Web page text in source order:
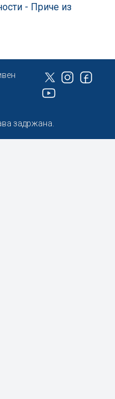
- Приче из
задржана.